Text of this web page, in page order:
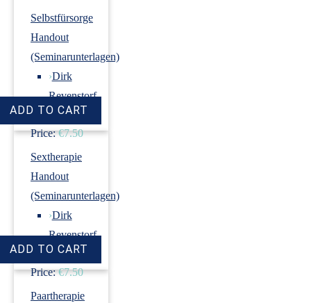
Selbstfürsorge
Handout
(Seminarunterlagen)
›Dirk
Revenstorf
Price: €7.50
Sextherapie
Handout
(Seminarunterlagen)
›Dirk
Revenstorf
Price: €7.50
Paartherapie